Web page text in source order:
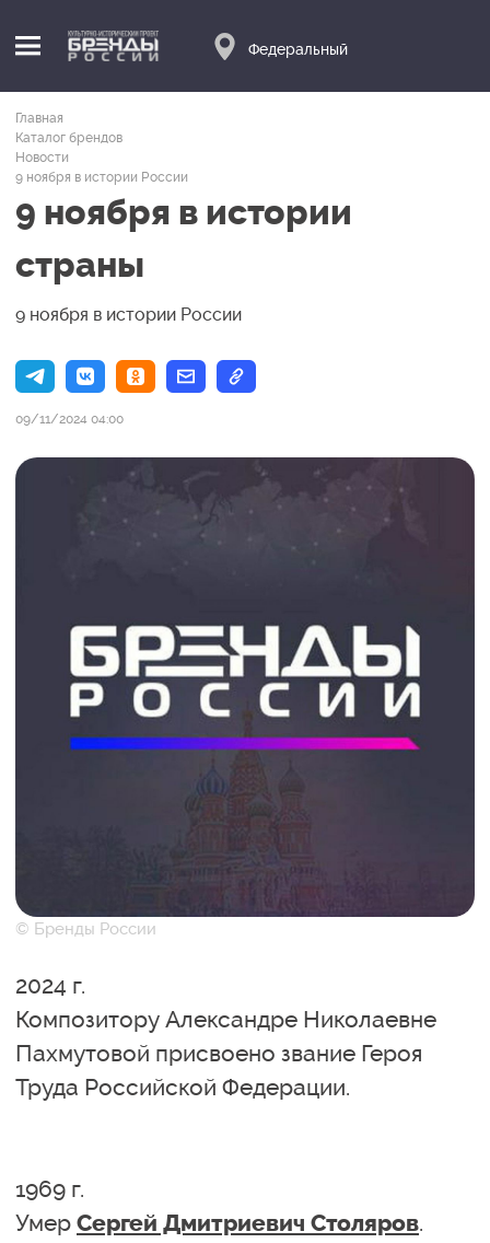
Федеральный
Главная
Каталог брендов
Новости
9 ноября в истории России
9 ноября в истории
страны
9 ноября в истории России
09/11/2024 04:00
© Бренды России
2024 г.
Композитору Александре Николаевне
Пахмутовой присвоено звание Героя
Труда Российской Федерации.
1969 г.
Умер Сергей Дмитриевич Столяров.